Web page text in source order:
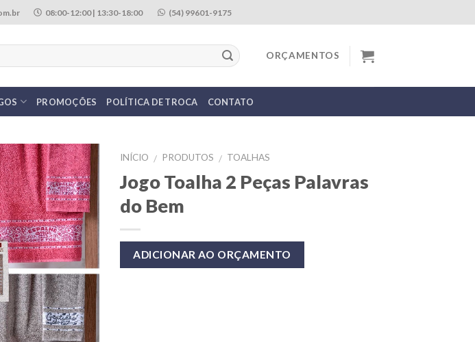
08:00-12:00 | 13:30-18:00 (54) 99601-9175
ORÇAMENTOS
PROMOÇÕES POLÍTICA DE TROCA CONTATO
INÍCIO / PRODUTOS / TOALHAS
Jogo Toalha 2 Peças Palavras
do Bem
ADICIONAR AO ORÇAMENTO